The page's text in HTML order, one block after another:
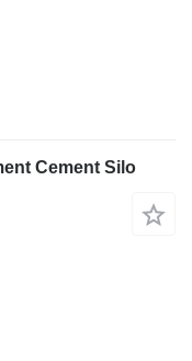
Cement Silo